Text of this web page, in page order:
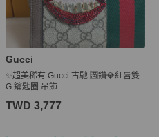
Gucci
✨超美稀有 Gucci 古馳 🈵鑽💎紅唇雙
G 鑰匙圈 吊飾
TWD 3,777